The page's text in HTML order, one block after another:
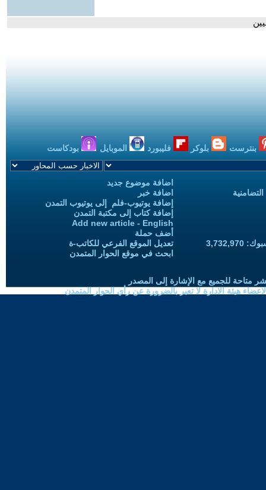
بنترست بلوكر فليبورد الموبايل بودكاست
اضافة موضوع جديد
اضافة خبر
إضافة يوتيوب-فلم إلى يوتيوب التمدن
إضافة كتاب إلى مكتبة التمدن
Add new article - English
أضف حملة
تعديل الموقع الفرعي للكاتب-ة
ابحث في موقع الحوار المتمدن
متاحة للجميع مع الإشارة إلى المصدر
هيئة الادارة لا تعبر بالضرورة عن رأي الحوار المتمدن